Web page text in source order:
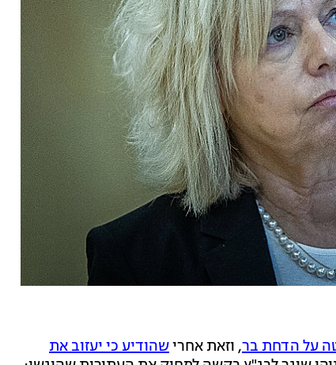
על הדחת בר, וזאת אחרישהודיע כי יעזוב את